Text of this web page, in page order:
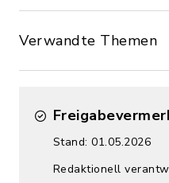
Verwandte Themen
Stand: 01.05.2026
Redaktionell